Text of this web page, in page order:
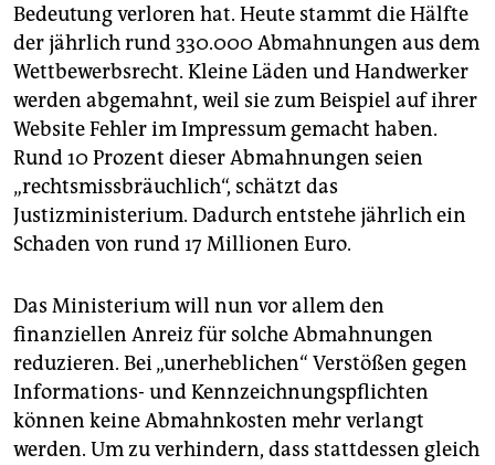
Bedeutung verloren hat. Heute stammt die Hälfte
der jährlich rund 330.000 Abmahnungen aus dem
Wettbewerbsrecht. Kleine Läden und Handwerker
werden abgemahnt, weil sie zum Beispiel auf ihrer
Website Fehler im Impressum gemacht haben.
Rund 10 Prozent dieser Abmahnungen seien
„rechtsmissbräuchlich“, schätzt das
Justizministerium. Dadurch entstehe jährlich ein
Schaden von rund 17 Millionen Euro.
Das Ministerium will nun vor allem den
finanziellen Anreiz für solche Abmahnungen
reduzieren. Bei „unerheblichen“ Verstößen gegen
Informations- und Kennzeichnungspflichten
können keine Abmahnkosten mehr verlangt
werden. Um zu verhindern, dass stattdessen gleich